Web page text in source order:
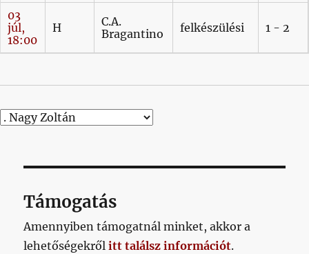
03
júl,
18:00
H
C.A.
Bragantino
felkészülési 1 - 2
Támogatás
Amennyiben támogatnál minket, akkor a
lehetőségekrőlitt találsz információt.